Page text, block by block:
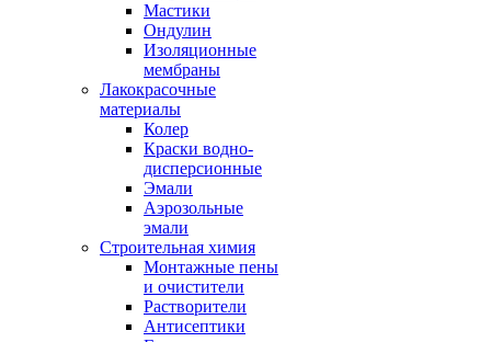
Мастики
Ондулин
Изоляционные
мембраны
Лакокрасочные
материалы
Колер
Краски водно-
дисперсионные
Эмали
Аэрозольные
эмали
Строительная химия
Монтажные пены
и очистители
Растворители
Антисептики